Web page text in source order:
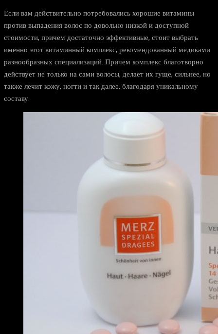
Если вам действительно потребовались хорошие витамины
против выпадения волос по довольно низкой и доступной
стоимости, причем достаточно эффективные, стоит выбрать
именно этот витаминный комплекс, рекомендованный медиками
разнообразных специализаций. Причем комплекс благотворно
действует не только на сами волосы, делает их гуще, сильнее, но
также лечит кожу, ногти и так далее, благодаря уникальному
составу.